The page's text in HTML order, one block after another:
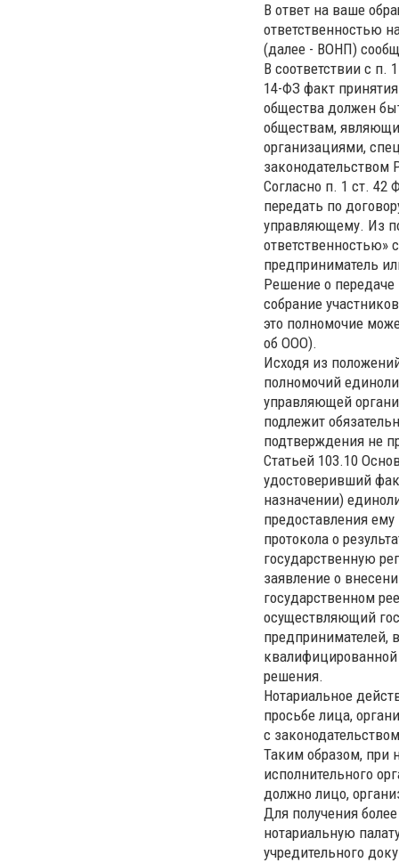
В ответ на ваше
ответственностью
(далее - ВОНП)
В соответствии с п.
14-ФЗ факт
общества должен
обществам,
организациями,
Согласно п. 1 ст. 42
передать по
управляющему. Из
предприниматель
Решение о
собрание
это полномочие
об ООО).
Исходя из
полномочий
управляющей
подлежит
подтверждения не
Статьей 103.10
удостоверивший
назначении)
предоставления
протокола о
государственную
заявление о
государственном
осуществляющий
предпринимателей,
квалифицированной
решения.
Нотариальное
просьбе лица,
с
Таким образом, при
исполнительного
должно лицо,
Для получения
нотариальную
учредительного